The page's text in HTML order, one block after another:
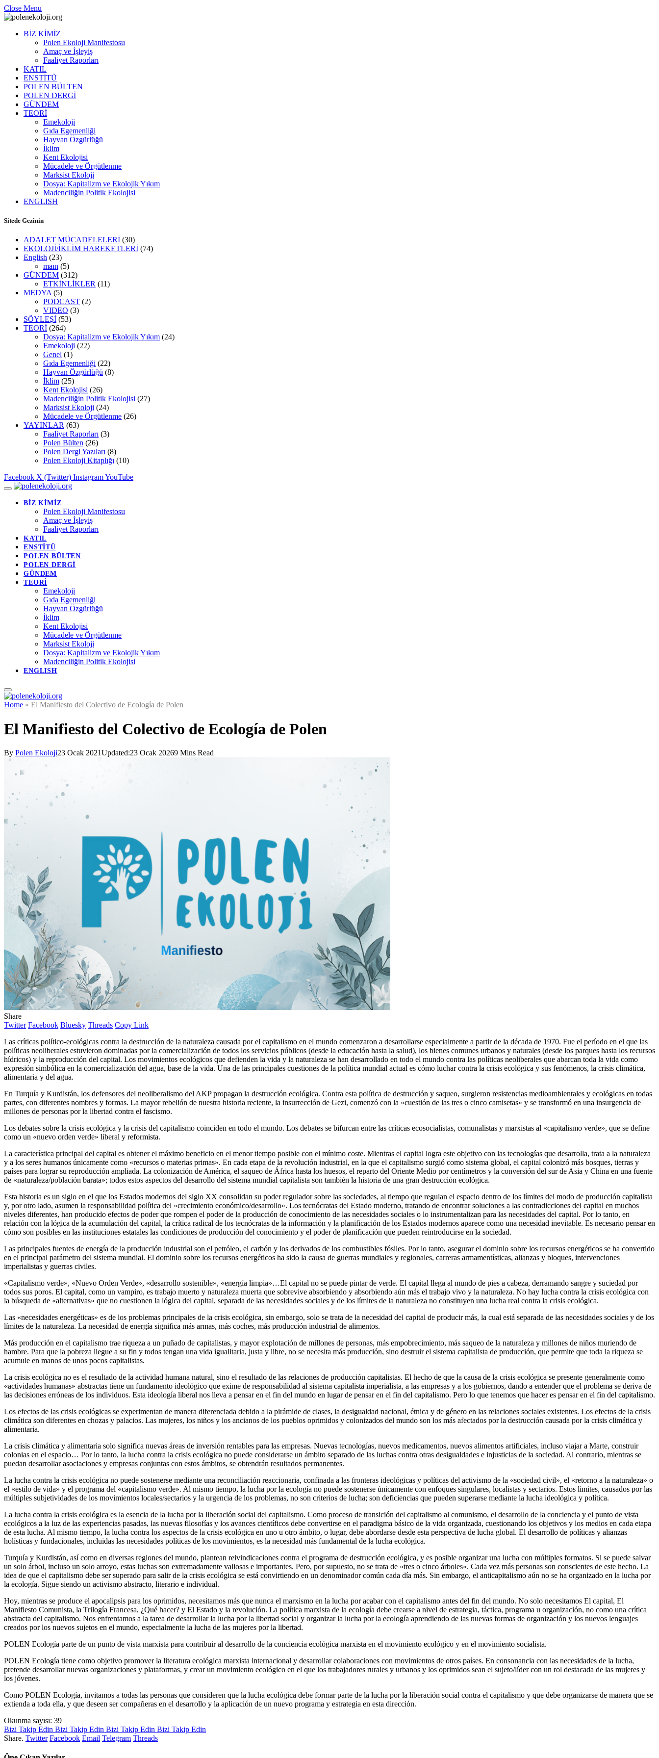
Close Menu
BİZ KİMİZ
Polen Ekoloji Manifestosu
Amaç ve İşleyiş
Faaliyet Raporları
KATIL
ENSTİTÜ
POLEN BÜLTEN
POLEN DERGİ
GÜNDEM
TEORİ
Emekoloji
Gıda Egemenliği
Hayvan Özgürlüğü
İklim
Kent Ekolojisi
Mücadele ve Örgütlenme
Marksist Ekoloji
Dosya: Kapitalizm ve Ekolojik Yıkım
Madenciliğin Politik Ekolojisi
ENGLISH
Sitede Gezinin
ADALET MÜCADELELERİ (30)
EKOLOJİ/İKLİM HAREKETLERİ (74)
English (23)
maın (5)
GÜNDEM (312)
ETKİNLİKLER (11)
MEDYA (5)
PODCAST (2)
VIDEO (3)
SÖYLEŞİ (53)
TEORİ (264)
Dosya: Kapitalizm ve Ekolojik Yıkım (24)
Emekoloji (22)
Genel (1)
Gıda Egemenliği (22)
Hayvan Özgürlüğü (8)
İklim (25)
Kent Ekolojisi (26)
Madenciliğin Politik Ekolojisi (27)
Marksist Ekoloji (24)
Mücadele ve Örgütlenme (26)
YAYINLAR (63)
Faaliyet Raporları (3)
Polen Bülten (26)
Polen Dergi Yazıları (8)
Polen Ekoloji Kitaplığı (10)
Facebook X (Twitter) InstagramYouTube
BİZ KİMİZ
Polen Ekoloji Manifestosu
Amaç ve İşleyiş
Faaliyet Raporları
KATIL
ENSTİTÜ
POLEN BÜLTEN
POLEN DERGİ
GÜNDEM
TEORİ
Emekoloji
Gıda Egemenliği
Hayvan Özgürlüğü
İklim
Kent Ekolojisi
Mücadele ve Örgütlenme
Marksist Ekoloji
Dosya: Kapitalizm ve Ekolojik Yıkım
Madenciliğin Politik Ekolojisi
ENGLISH
Home » El Manifiesto del Colectivo de Ecología de Polen
El Manifiesto del Colectivo de Ecología de Polen
By Polen Ekoloji23 Ocak 2021Updated:23 Ocak 20269 Mins Read
Share
Twitter Facebook Bluesky Threads Copy Link
Las críticas político-ecológicas contra la destrucción de la naturaleza causada por el capitalismo en el mundo comenzaron a desarrollarse especialmente a partir de la década de 1970. Fue el período en el que las
políticas neoliberales estuvieron dominadas por la comercialización de todos los servicios públicos (desde la educación hasta la salud), los bienes comunes urbanos y naturales (desde los parques hasta los recursos
hídricos) y la reproducción del capital. Los movimientos ecológicos que defienden la vida y la naturaleza se han desarrollado en todo el mundo contra las políticas neoliberales que abarcan toda la vida como
expresión simbólica en la comercialización del agua, base de la vida. Una de las principales cuestiones de la política mundial actual es cómo luchar contra la crisis ecológica y sus fenómenos, la crisis climática,
alimentaria y del agua.
En Turquía y Kurdistán, los defensores del neoliberalismo del AKP propagan la destrucción ecológica. Contra esta política de destrucción y saqueo, surgieron resistencias medioambientales y ecológicas en todas
partes, con diferentes nombres y formas. La mayor rebelión de nuestra historia reciente, la insurrección de Gezi, comenzó con la «cuestión de las tres o cinco camisetas» y se transformó en una insurgencia de
millones de personas por la libertad contra el fascismo.
Los debates sobre la crisis ecológica y la crisis del capitalismo coinciden en todo el mundo. Los debates se bifurcan entre las críticas ecosocialistas, comunalistas y marxistas al «capitalismo verde», que se define
como un «nuevo orden verde» liberal y reformista.
La característica principal del capital es obtener el máximo beneficio en el menor tiempo posible con el mínimo coste. Mientras el capital logra este objetivo con las tecnologías que desarrolla, trata a la naturaleza
y a los seres humanos únicamente como «recursos o materias primas». En cada etapa de la revolución industrial, en la que el capitalismo surgió como sistema global, el capital colonizó más bosques, tierras y
países para lograr su reproducción ampliada. La colonización de América, el saqueo de África hasta los huesos, el reparto del Oriente Medio por centímetros y la conversión del sur de Asia y China en una fuente
de «naturaleza/población barata»; todos estos aspectos del desarrollo del sistema mundial capitalista son también la historia de una gran destrucción ecológica.
Esta historia es un siglo en el que los Estados modernos del siglo XX consolidan su poder regulador sobre las sociedades, al tiempo que regulan el espacio dentro de los límites del modo de producción capitalista
y, por otro lado, asumen la responsabilidad política del «crecimiento económico/desarrollo». Los tecnócratas del Estado moderno, tratando de encontrar soluciones a las contradicciones del capital en muchos
niveles diferentes, han producido efectos de poder que rompen el poder de la producción de conocimiento de las necesidades sociales o lo instrumentalizan para las necesidades del capital. Por lo tanto, en
relación con la lógica de la acumulación del capital, la crítica radical de los tecnócratas de la información y la planificación de los Estados modernos aparece como una necesidad inevitable. Es necesario pensar en
cómo son posibles en las instituciones estatales las condiciones de producción del conocimiento y el poder de planificación que pueden reintroducirse en la sociedad.
Las principales fuentes de energía de la producción industrial son el petróleo, el carbón y los derivados de los combustibles fósiles. Por lo tanto, asegurar el dominio sobre los recursos energéticos se ha convertido
en el principal parámetro del sistema mundial. El dominio sobre los recursos energéticos ha sido la causa de guerras mundiales y regionales, carreras armamentísticas, alianzas y bloques, intervenciones
imperialistas y guerras civiles.
«Capitalismo verde», «Nuevo Orden Verde», «desarrollo sostenible», «energía limpia»…El capital no se puede pintar de verde. El capital llega al mundo de pies a cabeza, derramando sangre y suciedad por
todos sus poros. El capital, como un vampiro, es trabajo muerto y naturaleza muerta que sobrevive absorbiendo y absorbiendo aún más el trabajo vivo y la naturaleza. No hay lucha contra la crisis ecológica con
la búsqueda de «alternativas» que no cuestionen la lógica del capital, separada de las necesidades sociales y de los límites de la naturaleza no constituyen una lucha real contra la crisis ecológica.
Las «necesidades energéticas» es de los problemas principales de la crisis ecológica, sin embargo, solo se trata de la necesidad del capital de producir más, la cual está separada de las necesidades sociales y de los
límites de la naturaleza. La necesidad de energía significa más armas, más coches, más producción industrial de alimentos.
Más producción en el capitalismo trae riqueza a un puñado de capitalistas, y mayor explotación de millones de personas, más empobrecimiento, más saqueo de la naturaleza y millones de niños muriendo de
hambre. Para que la pobreza llegue a su fin y todos tengan una vida igualitaria, justa y libre, no se necesita más producción, sino destruir el sistema capitalista de producción, que permite que toda la riqueza se
acumule en manos de unos pocos capitalistas.
La crisis ecológica no es el resultado de la actividad humana natural, sino el resultado de las relaciones de producción capitalistas. El hecho de que la causa de la crisis ecológica se presente generalmente como
«actividades humanas» abstractas tiene un fundamento ideológico que exime de responsabilidad al sistema capitalista imperialista, a las empresas y a los gobiernos, dando a entender que el problema se deriva de
las decisiones erróneas de los individuos. Esta ideología liberal nos lleva a pensar en el fin del mundo en lugar de pensar en el fin del capitalismo. Pero lo que tenemos que hacer es pensar en el fin del capitalismo.
Los efectos de las crisis ecológicas se experimentan de manera diferenciada debido a la pirámide de clases, la desigualdad nacional, étnica y de género en las relaciones sociales existentes. Los efectos de la crisis
climática son diferentes en chozas y palacios. Las mujeres, los niños y los ancianos de los pueblos oprimidos y colonizados del mundo son los más afectados por la destrucción causada por la crisis climática y
alimentaria.
La crisis climática y alimentaria solo significa nuevas áreas de inversión rentables para las empresas. Nuevas tecnologías, nuevos medicamentos, nuevos alimentos artificiales, incluso viajar a Marte, construir
colonias en el espacio… Por lo tanto, la lucha contra la crisis ecológica no puede considerarse un ámbito separado de las luchas contra otras desigualdades e injusticias de la sociedad. Al contrario, mientras se
puedan desarrollar asociaciones y empresas conjuntas con estos ámbitos, se obtendrán resultados permanentes.
La lucha contra la crisis ecológica no puede sostenerse mediante una reconciliación reaccionaria, confinada a las fronteras ideológicas y políticas del activismo de la «sociedad civil», el «retorno a la naturaleza» o
el «estilo de vida» y el programa del «capitalismo verde». Al mismo tiempo, la lucha por la ecología no puede sostenerse únicamente con enfoques singulares, localistas y sectarios. Estos límites, causados por las
múltiples subjetividades de los movimientos locales/sectarios y la urgencia de los problemas, no son criterios de lucha; son deficiencias que pueden superarse mediante la lucha ideológica y política.
La lucha contra la crisis ecológica es la esencia de la lucha por la liberación social del capitalismo. Como proceso de transición del capitalismo al comunismo, el desarrollo de la conciencia y el punto de vista
ecológicos a la luz de las experiencias pasadas, las nuevas filosofías y los avances científicos debe convertirse en el paradigma básico de la vida organizada, cuestionando los objetivos y los medios en cada etapa
de esta lucha. Al mismo tiempo, la lucha contra los aspectos de la crisis ecológica en uno u otro ámbito, o lugar, debe abordarse desde esta perspectiva de lucha global. El desarrollo de políticas y alianzas
holísticas y fundacionales, incluidas las necesidades políticas de los movimientos, es la necesidad más fundamental de la lucha ecológica.
Turquía y Kurdistán, así como en diversas regiones del mundo, plantean reivindicaciones contra el programa de destrucción ecológica, y es posible organizar una lucha con múltiples formatos. Si se puede salvar
un solo árbol, incluso un solo arroyo, estas luchas son extremadamente valiosas e importantes. Pero, por supuesto, no se trata de «tres o cinco árboles». Cada vez más personas son conscientes de este hecho. La
idea de que el capitalismo debe ser superado para salir de la crisis ecológica se está convirtiendo en un denominador común cada día más. Sin embargo, el anticapitalismo aún no se ha organizado en la lucha por
la ecología. Sigue siendo un activismo abstracto, literario e individual.
Hoy, mientras se produce el apocalipsis para los oprimidos, necesitamos más que nunca el marxismo en la lucha por acabar con el capitalismo antes del fin del mundo. No solo necesitamos El capital, El
Manifiesto Comunista, la Trilogía Francesa, ¿Qué hacer? y El Estado y la revolución. La política marxista de la ecología debe crearse a nivel de estrategia, táctica, programa u organización, no como una crítica
abstracta del capitalismo. Nos enfrentamos a la tarea de desarrollar la lucha por la libertad social y organizar la lucha por la ecología aprendiendo de las nuevas formas de organización y los nuevos lenguajes
creados por los nuevos sujetos en el mundo, especialmente la lucha de las mujeres por la libertad.
POLEN Ecología parte de un punto de vista marxista para contribuir al desarrollo de la conciencia ecológica marxista en el movimiento ecológico y en el movimiento socialista.
POLEN Ecología tiene como objetivo promover la literatura ecológica marxista internacional y desarrollar colaboraciones con movimientos de otros países. En consonancia con las necesidades de la lucha,
pretende desarrollar nuevas organizaciones y plataformas, y crear un movimiento ecológico en el que los trabajadores rurales y urbanos y los oprimidos sean el sujeto/líder con un rol destacada de las mujeres y
los jóvenes.
Como POLEN Ecología, invitamos a todas las personas que consideren que la lucha ecológica debe formar parte de la lucha por la liberación social contra el capitalismo y que debe organizarse de manera que se
extienda a toda ella, y que deseen ser compañeras en el desarrollo y la aplicación de un nuevo programa y estrategia en esta dirección.
Okunma sayısı: 39
Bizi Takip Edin Bizi Takip Edin Bizi Takip Edin Bizi Takip Edin
Share. Twitter Facebook Email Telegram Threads